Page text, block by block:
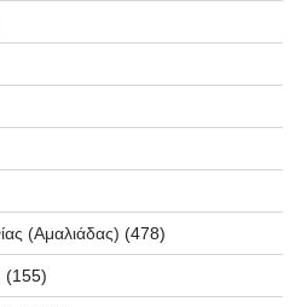
(Αμαλιάδας) (478)
(155)